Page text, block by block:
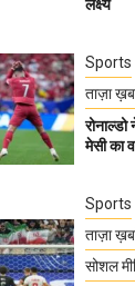
लक्ष्य
Sports
ताज़ा
मेसी का
Sports
ताज़ा
सोशल